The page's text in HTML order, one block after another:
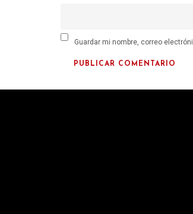
Guardar mi nombre, correo